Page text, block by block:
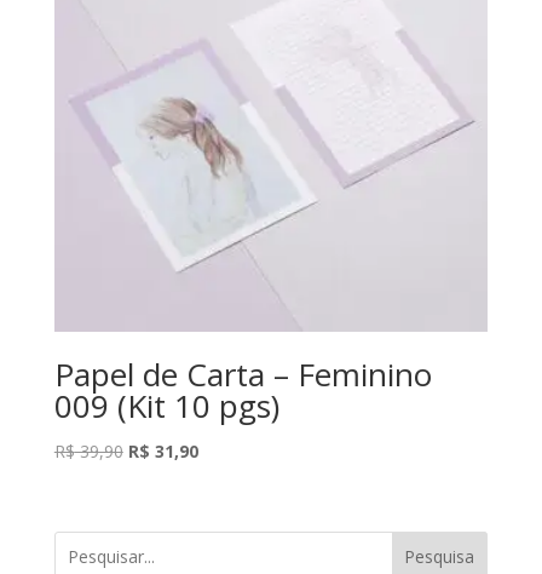
Papel de Carta – Feminino
009 (Kit 10 pgs)
R$39,90 O
era:
R$ 39,90.
R$ 31,90O
é:
Pesquisa